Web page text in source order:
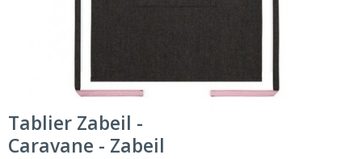
Tablier Zabeil -
Caravane - Zabeil